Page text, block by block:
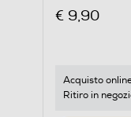
€ 9,90
Acquisto
Ritiro in